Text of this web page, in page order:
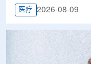
医疗 2026-08-09